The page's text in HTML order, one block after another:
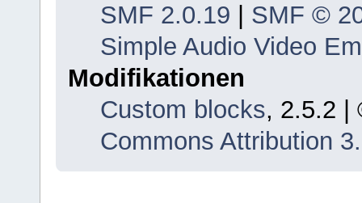
SMF 2.0.19
SMF ©
Simple Audio Video
Modifikationen
Custom blocks, 2.5.2 |
Commons Attribution